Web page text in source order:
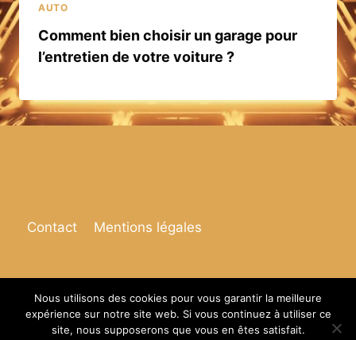
AUTO
Comment bien choisir un garage pour
l’entretien de votre voiture ?
Contact Mentions légales
© 2026 Espace de vie
Nous utilisons des cookies pour vous garantir la meilleure
expérience sur notre site web. Si vous continuez à utiliser ce
site, nous supposerons que vous en êtes satisfait.